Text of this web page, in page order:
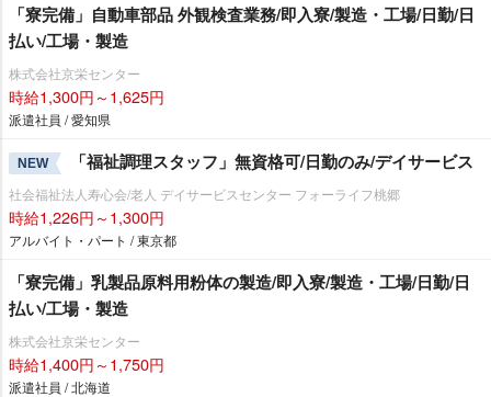
「寮完備」自動車部品 外観検査業務/即入寮/製造・工場/日勤/日
払い/工場・製造
株式会社京栄センター
時給1,300円～1,625円
派遣社員 / 愛知県
NEW 「福祉調理スタッフ」無資格可/日勤のみ/デイサービス
社会福祉法人寿心会/老人 デイサービスセンター フォーライフ桃郷
時給1,226円～1,300円
アルバイト・パート / 東京都
「寮完備」乳製品原料用粉体の製造/即入寮/製造・工場/日勤/日
払い/工場・製造
株式会社京栄センター
時給1,400円～1,750円
派遣社員 / 北海道